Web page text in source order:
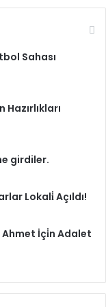
Sahası
girdiler.
Lokali̇ Açıldı!
İçi̇n Adalet